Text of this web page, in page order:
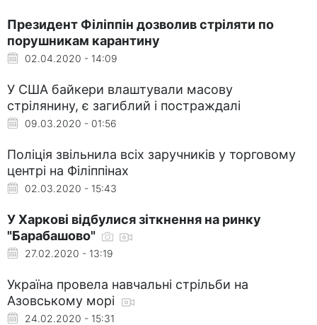
Президент Філіппін дозволив стріляти по
порушникам карантину
02.04.2020 - 14:09
У США байкери влаштували масову
стрілянину, є загиблий і постраждалі
09.03.2020 - 01:56
Поліція звільнила всіх заручників у торговому
центрі на Філіппінах
02.03.2020 - 15:43
У Харкові відбулися зіткнення на ринку
"Барабашово"
27.02.2020 - 13:19
Україна провела навчальні стрільби на
Азовському морі
24.02.2020 - 15:31